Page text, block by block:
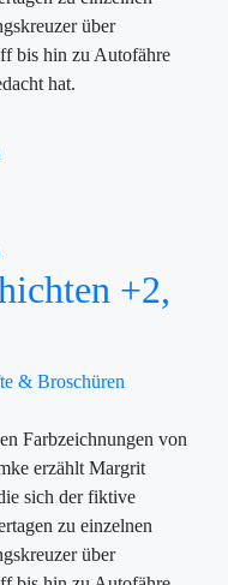
über
bis hin zu Autofähre
hat.
+2,
& Broschüren
Farbzeichnungen von
erzählt Margrit
sich der fiktive
zu einzelnen
über